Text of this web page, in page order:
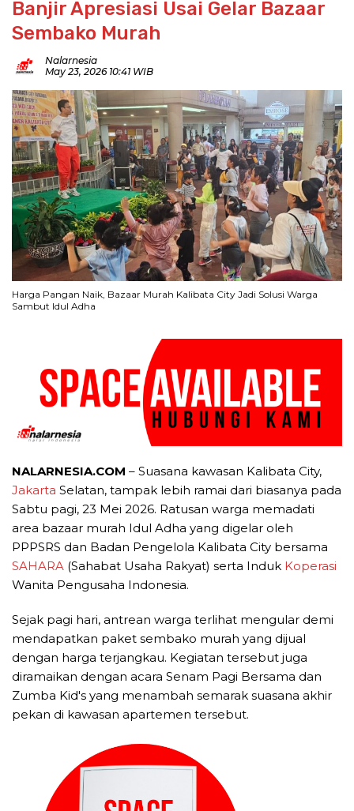
Banjir Apresiasi Usai Gelar Bazaar
Sembako Murah
Nalarnesia
May 23, 2026 10:41 WIB
Harga Pangan Naik, Bazaar Murah Kalibata City Jadi Solusi Warga
Sambut Idul Adha
NALARNESIA.COM – Suasana kawasan Kalibata City,
Jakarta Selatan, tampak lebih ramai dari biasanya pada
Sabtu pagi, 23 Mei 2026. Ratusan warga memadati
area bazaar murah Idul Adha yang digelar oleh
PPPSRS dan Badan Pengelola Kalibata City bersama
SAHARA (Sahabat Usaha Rakyat) serta Induk Koperasi
Wanita Pengusaha Indonesia.
Sejak pagi hari, antrean warga terlihat mengular demi
mendapatkan paket sembako murah yang dijual
dengan harga terjangkau. Kegiatan tersebut juga
diramaikan dengan acara Senam Pagi Bersama dan
Zumba Kid's yang menambah semarak suasana akhir
pekan di kawasan apartemen tersebut.